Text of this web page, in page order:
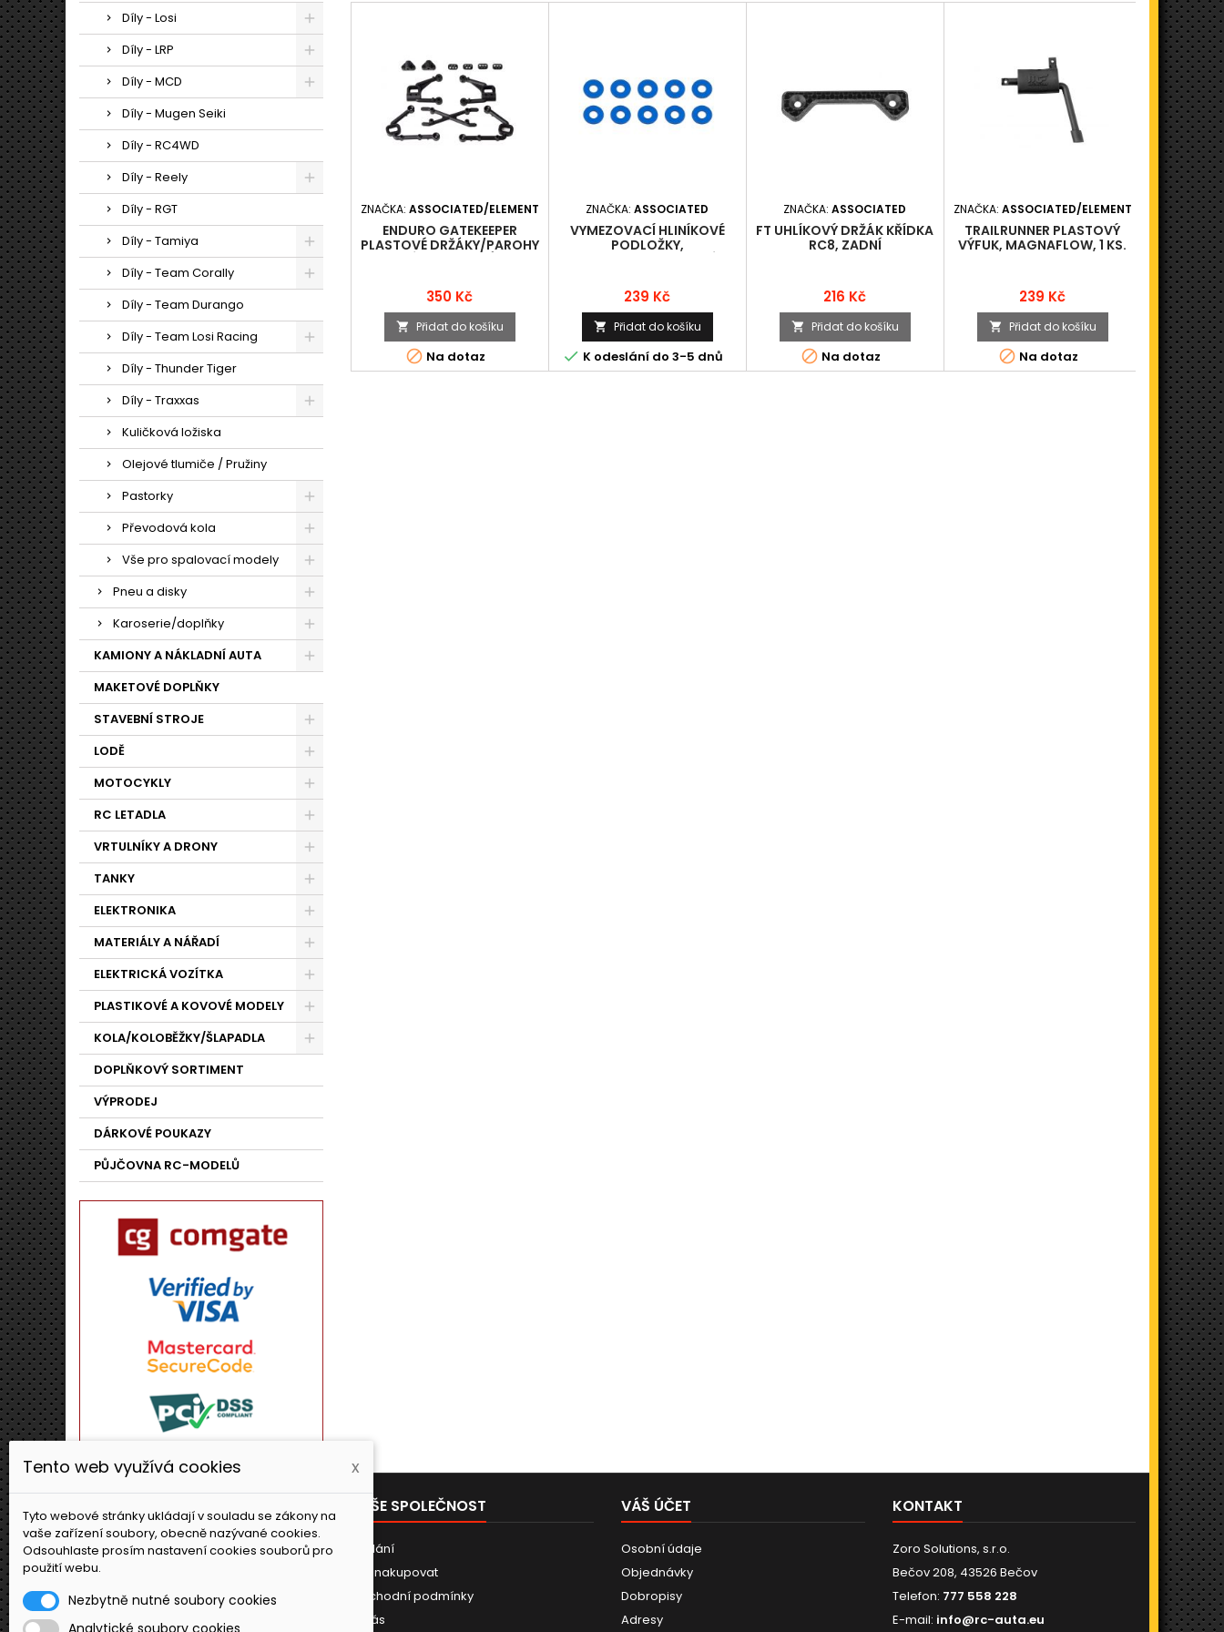
Díly - Losi
Díly - LRP
Díly - MCD
Díly - Mugen Seiki
Díly - RC4WD
Díly - Reely
Díly - RGT
Díly - Tamiya
Díly - Team Corally
Díly - Team Durango
Díly - Team Losi Racing
Díly - Thunder Tiger
Díly - Traxxas
Kuličková ložiska
Olejové tlumiče / Pružiny
Pastorky
Převodová kola
Vše pro spalovací modely
Pneu a disky
Karoserie/doplňky
KAMIONY A NÁKLADNÍ AUTA
MAKETOVÉ DOPLŇKY
STAVEBNÍ STROJE
LODĚ
MOTOCYKLY
RC LETADLA
VRTULNÍKY A DRONY
TANKY
ELEKTRONIKA
MATERIÁLY A NÁŘADÍ
ELEKTRICKÁ VOZÍTKA
PLASTIKOVÉ A KOVOVÉ MODELY
KOLA/KOLOBĚŽKY/ŠLAPADLA
DOPLŇKOVÝ SORTIMENT
VÝPRODEJ
DÁRKOVÉ POUKAZY
PŮJČOVNA RC-MODELŮ
ZNAČKA: ASSOCIATED/ELEMENT
ENDURO GATEKEEPER
PLASTOVÉ DRŽÁKY/PAROHY
Cena
350 Kč
 Přidat do košíku
 Na dotaz
ZNAČKA: ASSOCIATED
VYMEZOVACÍ HLINÍKOVÉ
PODLOŽKY,
Cena
239 Kč
 Přidat do košíku
 K odeslání do 3-5 dnů
ZNAČKA: ASSOCIATED
FT UHLÍKOVÝ DRŽÁK KŘÍDKA
RC8, ZADNÍ
Cena
216 Kč
 Přidat do košíku
 Na dotaz
ZNAČKA: ASSOCIATED/ELEMENT
TRAILRUNNER PLASTOVÝ
VÝFUK, MAGNAFLOW, 1 KS.
Cena
239 Kč
 Přidat do košíku
 Na dotaz


PRODUKTY
Novinky
NAŠE SPOLEČNOST
Dodání
Jak nakupovat
Obchodní podmínky
O nás
VÁŠ ÚČET
Osobní údaje
Objednávky
Dobropisy
Adresy
KONTAKT
Zoro Solutions, s.r.o.
Bečov 208, 43526 Bečov
Telefon: 777 558 228
E-mail: info@rc-auta.eu
Tento web využívá cookies x
Tyto webové stránky ukládají v souladu se zákony na
vaše zařízení soubory, obecně nazývané cookies.
Odsouhlaste prosím nastavení cookies souborů pro
použití webu.
Nezbytně nutné soubory cookies
Analytické soubory cookies